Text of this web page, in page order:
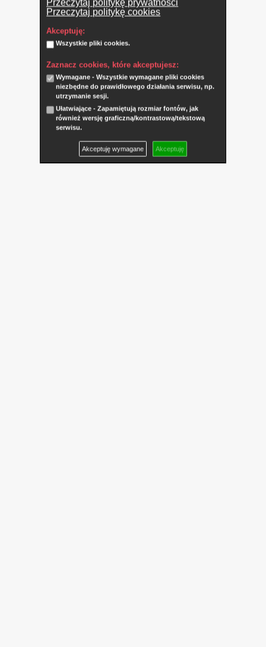
Przeczytaj politykę prywatności
Przeczytaj politykę cookies
Akceptuję:
Wszystkie pliki cookies.
Zaznacz cookies, które akceptujesz:
Wymagane - Wszystkie wymagane pliki cookies
niezbędne do prawidłowego działania serwisu, np.
utrzymanie sesji.
Ułatwiające - Zapamiętują rozmiar fontów, jak
również wersję graficzną/kontrastową/tekstową
serwisu.
Akceptuję wymagane Akceptuję